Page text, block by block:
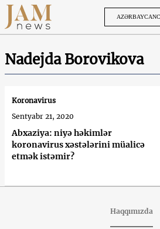
Nadejda Borovikova
Abxaziya: niyə həkimlər
koronavirus xəstələrini müalicə
etmək istəmir?
Koronavirus
Sentyabr 21, 2020
Haqqımızda